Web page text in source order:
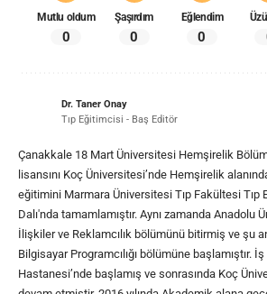
Mutlu oldum
0
Şaşırdım
0
Eğlendim
0
Dr. Taner Onay
Tıp Eğitimcisi - Baş Editör
Çanakkale 18 Mart Üniversitesi Hemşirelik
lisansını Koç Üniversitesi’nde Hemşirelik
eğitimini Marmara Üniversitesi Tıp Fakültesi Tıp
Dalı'nda tamamlamıştır. Aynı zamanda Anadolu
İlişkiler ve Reklamcılık bölümünü bitirmiş ve şu
Bilgisayar Programcılığı bölümüne başlamıştır.
Hastanesi’nde başlamış ve sonrasında Koç